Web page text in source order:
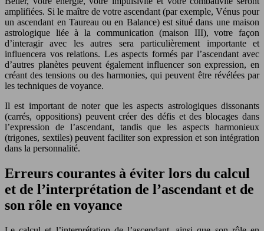
amplifiées. Si le maître de votre ascendant (par exemple, Vénus pour
un ascendant en Taureau ou en Balance) est situé dans une maison
astrologique liée à la communication (maison III), votre façon
d’interagir avec les autres sera particulièrement importante et
influencera vos relations. Les aspects formés par l’ascendant avec
d’autres planètes peuvent également influencer son expression, en
créant des tensions ou des harmonies, qui peuvent être révélées par
les techniques de voyance.
Il est important de noter que les aspects astrologiques dissonants
(carrés, oppositions) peuvent créer des défis et des blocages dans
l’expression de l’ascendant, tandis que les aspects harmonieux
(trigones, sextiles) peuvent faciliter son expression et son intégration
dans la personnalité.
Erreurs courantes à éviter lors du calcul
et de l’interprétation de l’ascendant et de
son rôle en voyance